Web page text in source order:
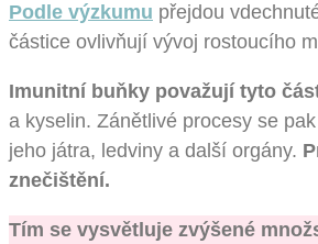
Podle výzkumu přejdou
částice ovlivňují vývoj rostoucího
Imunitní buňky považují tyto
a kyselin. Zánětlivé procesy se
jeho játra, ledviny a další orgány.
znečištění.
Tím se vysvětluje zvýšené